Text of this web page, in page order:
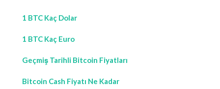
1 BTC Kaç Dolar
1 BTC Kaç Euro
Geçmiş Tarihli Bitcoin Fiyatları
Bitcoin Cash Fiyatı Ne Kadar